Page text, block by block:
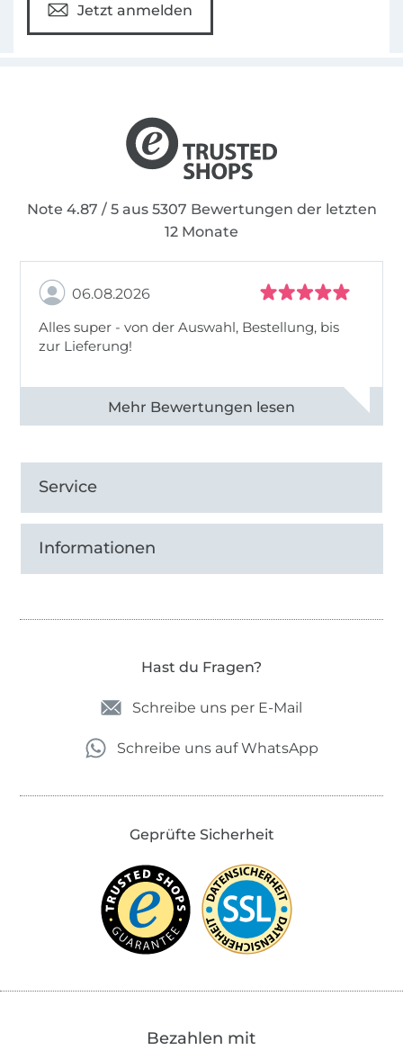
Jetzt anmelden
Note 4.87 / 5 aus 5307 Bewertungen der letzten
12 Monate
06.08.2026
Alles super - von der Auswahl, Bestellung, bis
zur Lieferung!
Alle 82968 Bewertungen ansehen
Service
Informationen
Hast du Fragen?
Schreibe uns per E-Mail
Schreibe uns auf WhatsApp
Geprüfte Sicherheit
Bezahlen mit